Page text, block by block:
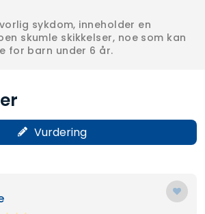
sykdom, inneholder en
skumle skikkelser, noe som kan
for barn under 6 år.
Vurdering